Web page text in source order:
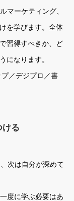
マーケティング、
を学びます。全体
習得すべきか、ど
になります。
／デジプロ／書
ける
次は自分が深めて
度に学ぶ必要はあ